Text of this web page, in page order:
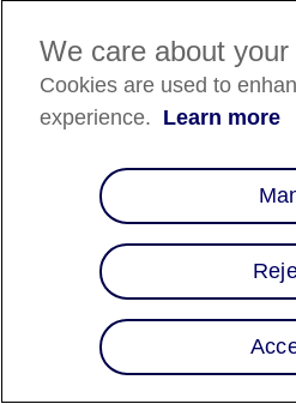
We care about your
Cookies are used to
experience. Learn more